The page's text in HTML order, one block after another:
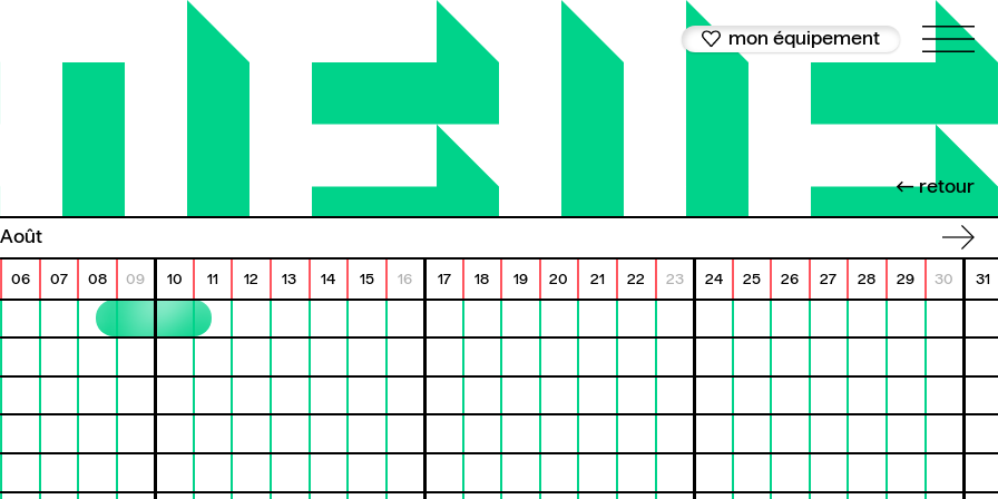
mon équipement
← retour
août
06 07 08 09 10 11 12 13 14 15 16 17 18 19 20 21 22 23 24 25 26 27 28 29 30 31